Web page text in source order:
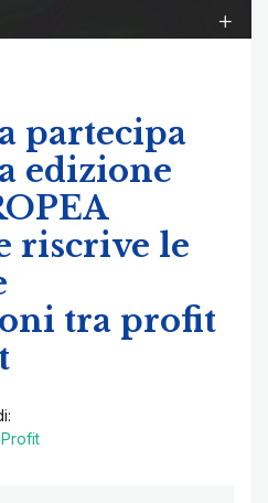
partecipa
edizione
riscrive le
tra profit
Profit